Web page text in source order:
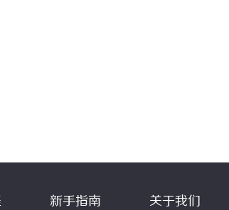
新手指南 关于我们